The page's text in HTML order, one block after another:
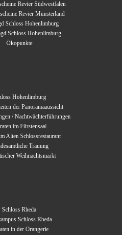
Revier Südwestfalen
Revier Münsterland
Schloss Hohenlimburg
Schloss Hohenlimburg
Ökopunkte
Hohenlimburg
der Panoramaaussicht
/ Nachtwächterführungen
im Fürstensaal
Alten Schlossrestaurant
Trauung
Weihnachtsmarkt
Schloss Rheda
Schloss Rheda
in der Orangerie